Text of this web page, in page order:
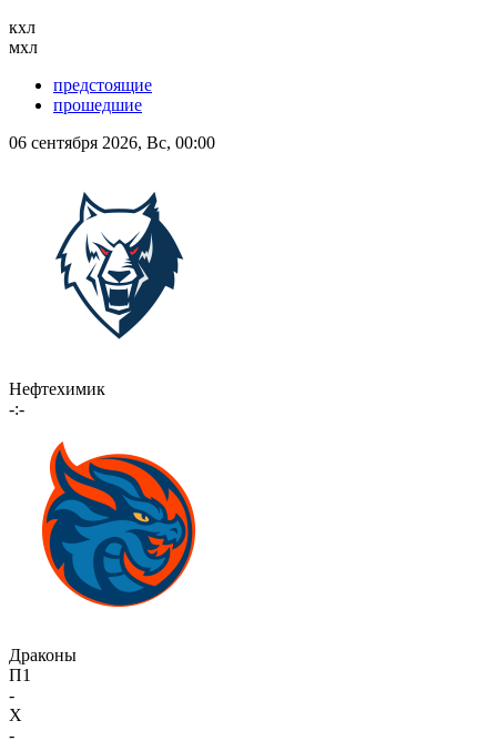
кхл
мхл
предстоящие
прошедшие
06 сентября 2026, Вс, 00:00
Нефтехимик
-:-
Драконы
П1
-
X
-